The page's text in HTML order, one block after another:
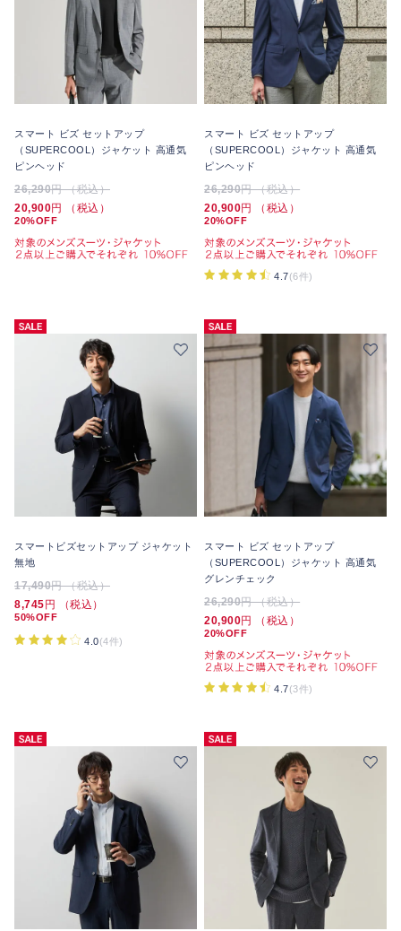
スマート ビズ セットアップ
（SUPERCOOL）ジャケット 高通気
ピンヘッド
26,290円 （税込）
20,900円 （税込）
20%OFF
スマート ビズ セットアップ
（SUPERCOOL）ジャケット 高通気
ピンヘッド
26,290円 （税込）
20,900円 （税込）
20%OFF
4.7(6件)
スマートビズセットアップ ジャケット
無地
17,490円 （税込）
8,745 円 （税込）
50%OFF
4.0(4件)
スマート ビズ セットアップ
（SUPERCOOL）ジャケット 高通気
グレンチェック
26,290円 （税込）
20,900円 （税込）
20%OFF
4.7(3件)